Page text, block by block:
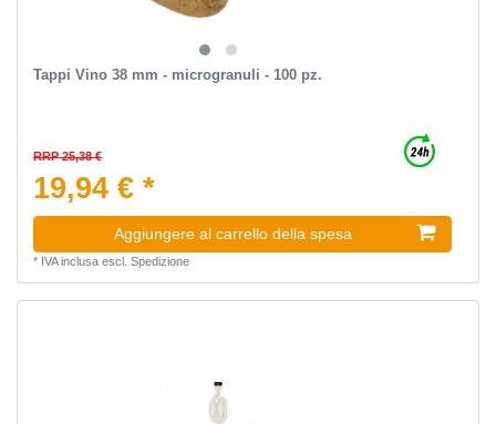
Tappi Vino 38 mm - microgranuli - 100 pz.
RRP 25,38 €
19,94 € *
Aggiungere al carrello della spesa
* IVA inclusaescl. Spedizione